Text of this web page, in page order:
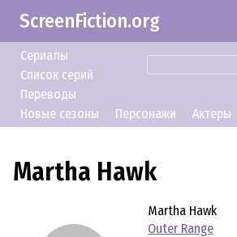
ScreenFiction.org
Сериалы
Список серий
Переводы
Новые сезоны
Персонажи Актеры
Martha Hawk
Martha Hawk
Outer Range